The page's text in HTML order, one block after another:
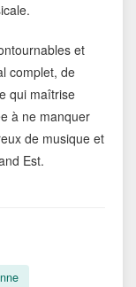
et
complet, de
qui maîtrise
à ne manquer
de musique et
Est.